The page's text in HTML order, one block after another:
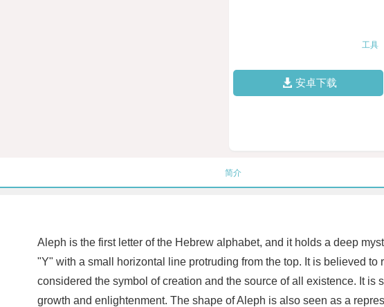
工具
安卓下载
简介
Aleph is the first letter of the Hebrew alphabet, and it holds a deep
"Y" with a small horizontal line protruding from the top. It is believed
considered the symbol of creation and the source of all existence. It
growth and enlightenment. The shape of Aleph is also seen as a